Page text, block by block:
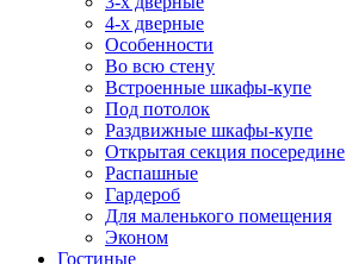
4-х дверные
Особенности
Во всю стену
Встроенные шкафы-купе
Под потолок
Раздвижные шкафы-купе
Открытая секция посередине
Распашные
Гардероб
Для маленького помещения
Эконом
Гостиные